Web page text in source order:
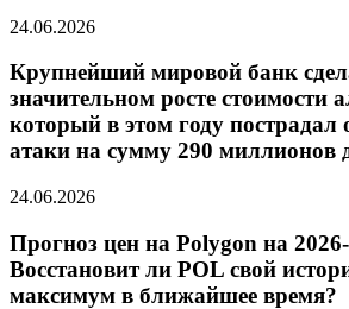
24.06.2026
Крупнейший мировой банк
значительном росте стоимости
который в этом году пострадал
атаки на сумму 290 миллионов
24.06.2026
Прогноз цен на Polygon на
Восстановит ли POL свой
максимум в ближайшее время?